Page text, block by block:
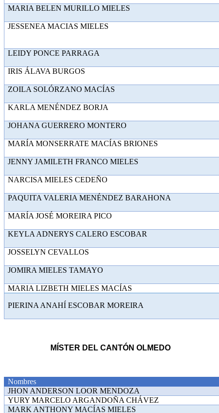
MARIA BELEN MURILLO
JESSENEA MACIAS
LEIDY PONCE
IRIS ÁLAVA
ZOILA SOLÓRZANO
KARLA MENÉNDEZ
JOHANA GUERRERO
MARÍA MONSERRATE MACÍAS
JENNY JAMILETH FRANCO
NARCISA MIELES
PAQUITA VALERIA MENÉNDEZ
MARÍA JOSÉ
KEYLA ADNERYS CALERO
JOSSELYN
JOMIRA MIELES
MARIA LIZBETH MIELES MACÍAS
PIERINA ANAHÍ ESCOBAR MOREIRA
MÍSTER DEL CANTÓN OLMEDO
Nombres
JHON ANDERSON LOOR MENDOZA
YURY MARCELO ARGANDOÑA CHÁVEZ
MARK ANTHONY MACÍAS MIELES